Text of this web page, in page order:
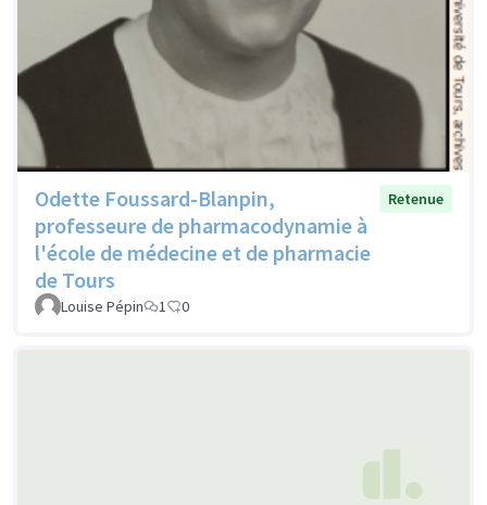
Odette Foussard-Blanpin,
professeure de pharmacodynamie à
l'école de médecine et de pharmacie
de Tours
Retenue
Louise Pépin 1 0